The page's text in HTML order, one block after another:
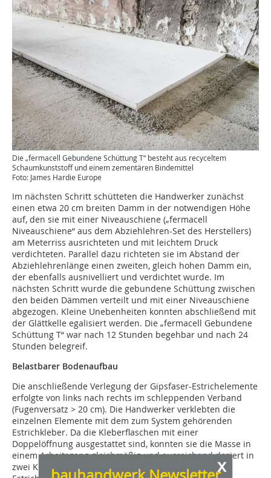
Die „fermacell Gebundene Schüttung T“ besteht aus recyceltem
Schaumkunststoff und einem zementären Bindemittel
Foto: James Hardie Europe
Im nächsten Schritt schütteten die Handwerker zunächst
einen etwa 20 cm breiten Damm in der notwendigen Höhe
auf, den sie mit einer Niveauschiene („fermacell
Niveauschiene“ aus dem Abziehlehren-Set des Herstellers)
am Meterriss ausrichteten und mit leichtem Druck
verdichteten. Parallel dazu richteten sie im Abstand der
Abziehlehrenlänge einen zweiten, gleich hohen Damm ein,
der ebenfalls ausnivelliert und verdichtet wurde. Im
nächsten Schritt wurde die gebundene Schüttung zwischen
den beiden Dämmen verteilt und mit einer Niveauschiene
abgezogen. Kleine Unebenheiten konnten abschließend mit
der Glättkelle egalisiert werden. Die „fermacell Gebundene
Schüttung T“ war nach 12 Stunden begehbar und nach 24
Stunden belegreif.
Belastbarer Bodenaufbau
Die anschließende Verlegung der Gipsfaser-Estrichelemente
erfolgte von links nach rechts im schleppenden Verband
(Fugenversatz > 20 cm). Die Handwerker verklebten die
einzelnen Elemente mit dem zum System gehörenden
Estrichkleber. Da die Kleberflaschen mit einer
Doppelöffnung ausgestattet sind, konnten sie die Masse in
einem Arbeitsgang gleichmäßig und ausreichend dosiert in
zwei Klebeschnüren auftragen. Die frisch verklebten
x